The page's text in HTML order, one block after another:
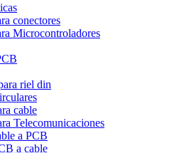
conectores
Microcontroladores
riel din
cable
Telecomunicaciones
a PCB
a cable